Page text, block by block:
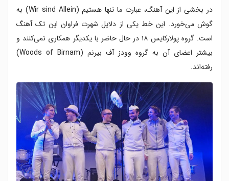
در بخشی از این آهنگ، عبارت ما تنها هستیم (Wir sind Allein) به
گوش می‌خورد. این خط یکی از دلایل شهرت فراوان این تک آهنگ
است. گروه پولارکایس ۱۸ در حال حاضر با یکدیگر همکاری نمی‌کنند و
بیشتر اعضای آن به گروه وودز آف بیرنم (Woods of Birnam)
رفته‌اند.